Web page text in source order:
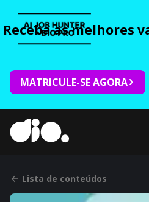
Receba as melhores
MATRICULE-SE AGORA
Lista de conteúdos